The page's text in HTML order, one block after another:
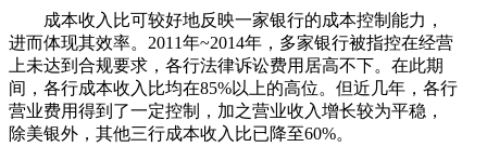
成本收入比可较好地反映一家银行的成本控制能力，
进而体现其效率。2011年~2014年，多家银行被指控在经营
上未达到合规要求，各行法律诉讼费用居高不下。在此期
间，各行成本收入比均在85%以上的高位。但近几年，各行
营业费用得到了一定控制，加之营业收入增长较为平稳，
除美银外，其他三行成本收入比已降至60%。